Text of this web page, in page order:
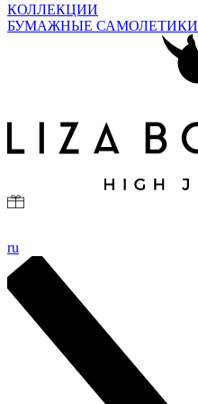
КОЛЛЕКЦИИ
БУМАЖНЫЕ САМОЛЕТИКИ
ru